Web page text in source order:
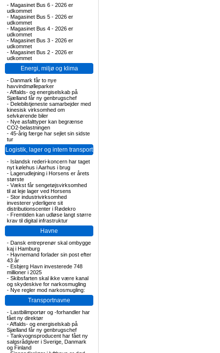
- Magasinet Bus 6 - 2026 er
udkommet
- Magasinet Bus 5 - 2026 er
udkommet
- Magasinet Bus 4 - 2026 er
udkommet
- Magasinet Bus 3 - 2026 er
udkommet
- Magasinet Bus 2 - 2026 er
udkommet
Energi, miljø og klima
- Danmark får to nye
havvindmølleparker
-Affalds- og energiselskab på
Sjælland får ny genbrugschef
- Delebilstjeneste samarbejder med
kinesisk virksomhed om
selvkørende biler
- Nye asfalttyper kan begrænse
CO2-belastningen
- 45-årig færge har sejlet sin sidste
tur
Logistik, lager og intern transport
- Islandsk rederi-koncern har taget
nyt kølehus i Aarhus i brug
- Lagerudlejning i Horsens er årets
største
- Vækst får sengetøjsvirksomhed
til at leje lager ved Horsens
- Stor industrivirksomhed
investerer yderligere sit
distributionscenter i Rødekro
- Fremtiden kan udløse langt større
krav til digital infrastruktur
Havne
- Dansk entreprenør skal ombygge
kaj i Hamburg
- Havnemand forlader sin post efter
43 år
- Esbjerg Havn investerede 748
millioner i 2025
- Skibsfarten skal ikke være kanal
og skydeskive for narkosmugling
- Nye regler mod narkosmugling:
Transportnavne
- Lastbilimportør og -forhandler har
fået ny direktør
-Affalds- og energiselskab på
Sjælland får ny genbrugschef
- Tankvognsproducent har fået ny
salgsrådgiver i Sverige, Danmark
og Finland